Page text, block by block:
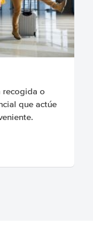
recogida o
que actúe